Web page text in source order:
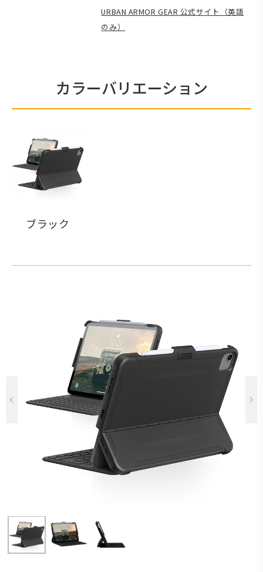
URBAN ARMOR GEAR 公式サイト（英語
のみ）
カラーバリエーション
ブラック
Previous